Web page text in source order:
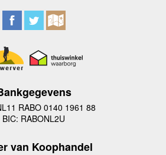
RABO 0140 1961 88
BIC: RABONL2U
van Koophandel